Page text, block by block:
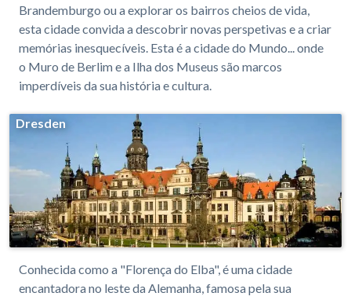
Brandemburgo ou a explorar os bairros cheios de vida,
esta cidade convida a descobrir novas perspetivas e a criar
memórias inesquecíveis. Esta é a cidade do Mundo... onde
o Muro de Berlim e a Ilha dos Museus são marcos
imperdíveis da sua história e cultura.
Dresden
Conhecida como a "Florença do Elba", é uma cidade
encantadora no leste da Alemanha, famosa pela sua